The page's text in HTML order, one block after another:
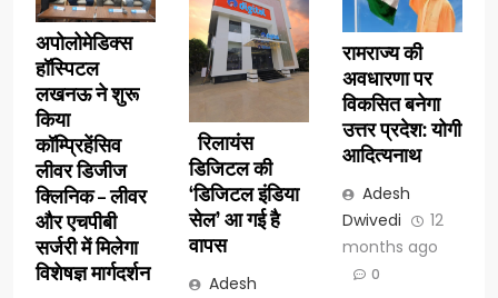
अपोलोमेडिक्स
हॉस्पिटल
लखनऊ ने शुरू
किया
कॉम्प्रिहेंसिव
लीवर डिजीज
क्लिनिक – लीवर
और एचपीबी
सर्जरी में मिलेगा
विशेषज्ञ मार्गदर्शन
रिलायंस
डिजिटल की
‘डिजिटल इंडिया
सेल’ आ गई है
वापस
Adesh
रामराज्य की
अवधारणा पर
विकसित बनेगा
उत्तर प्रदेश: योगी
आदित्यनाथ
Adesh
Dwivedi
12
months ago
0